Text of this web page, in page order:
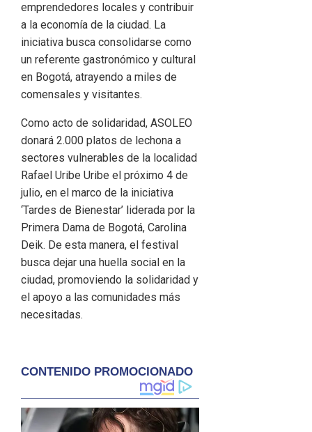
emprendedores locales y contribuir
a la economía de la ciudad. La
iniciativa busca consolidarse como
un referente gastronómico y cultural
en Bogotá, atrayendo a miles de
comensales y visitantes.
Como acto de solidaridad, ASOLEO
donará 2.000 platos de lechona a
sectores vulnerables de la localidad
Rafael Uribe Uribe el próximo 4 de
julio, en el marco de la iniciativa
‘Tardes de Bienestar’ liderada por la
Primera Dama de Bogotá, Carolina
Deik. De esta manera, el festival
busca dejar una huella social en la
ciudad, promoviendo la solidaridad y
el apoyo a las comunidades más
necesitadas.